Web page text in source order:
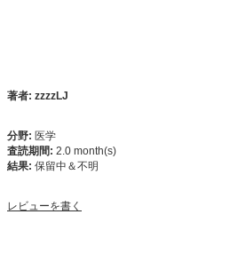
著者: zzzzLJ
分野: 医学
査読期間: 2.0 month(s)
結果: 保留中＆不明
レビューを書く